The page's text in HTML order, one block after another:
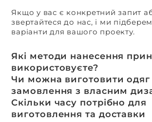
Якщо у вас є конкретний запит
звертайтеся до нас, і ми
варіанти для вашого проекту.
Які методи нанесення
використовуєте?
Термотранферний
Шовкотрафаретний
DTF – друк
Машинна вишивка
Чи можна виготовити одяг
замовлення з власним
Так, ми спеціалізуємося на
та мерчу під ключ, цей процес
Скільки часу потрібно для
виготовлення та доставки